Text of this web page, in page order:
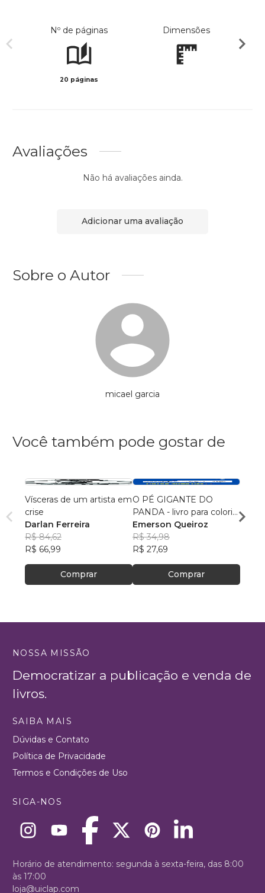
Nº de páginas
20 páginas
Dimensões
Avaliações
Não há avaliações ainda.
Adicionar uma avaliação
Sobre o Autor
micael garcia
Você também pode gostar de
Vísceras de um artista em
crise
Darlan Ferreira
R$ 84,62
R$ 66,99
Comprar
O PÉ GIGANTE DO
PANDA - livro para colorir
e criar suas histórias
Emerson Queiroz
R$ 34,98
R$ 27,69
Comprar
NOSSA MISSÃO
Democratizar a publicação e venda de
livros.
SAIBA MAIS
Dúvidas e Contato
Política de Privacidade
Termos e Condições de Uso
SIGA-NOS
Horário de atendimento: segunda à sexta-feira, das 8:00
às 17:00
loja@uiclap.com